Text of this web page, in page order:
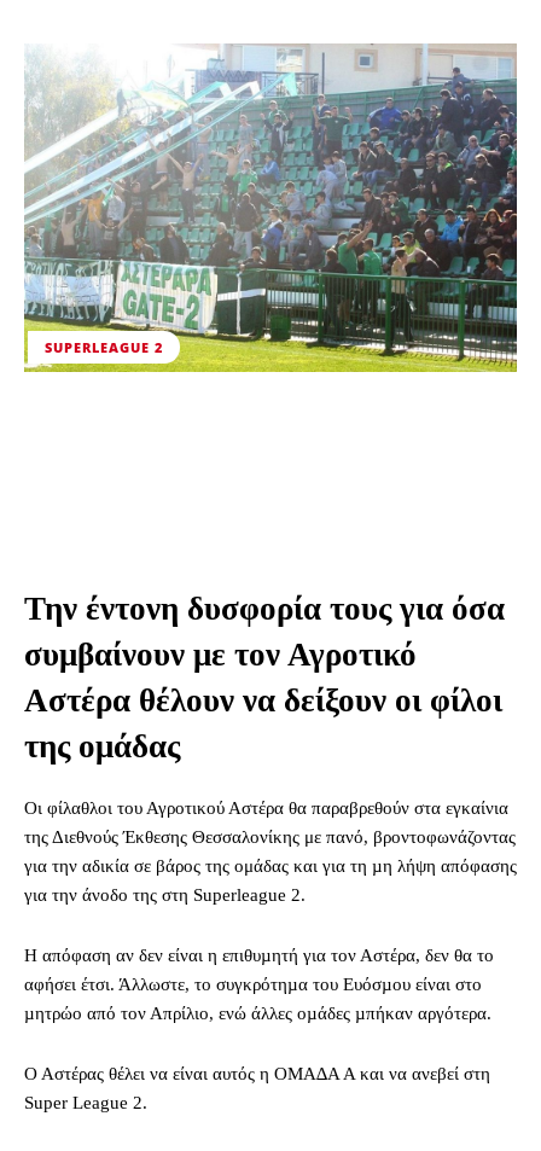
SUPERLEAGUE 2
Την έντονη δυσφορία τους για όσα
συμβαίνουν με τον Αγροτικό
Αστέρα θέλουν να δείξουν οι φίλοι
της ομάδας
Οι φίλαθλοι του Αγροτικού Αστέρα θα παραβρεθούν στα εγκαίνια
της Διεθνούς Έκθεσης Θεσσαλονίκης με πανό, βροντοφωνάζοντας
για την αδικία σε βάρος της ομάδας και για τη µη λήψη απόφασης
για την άνοδο της στη Superleague 2.
Η απόφαση αν δεν είναι η επιθυµητή για τον Αστέρα, δεν θα το
αφήσει έτσι. Άλλωστε, το συγκρότηµα του Ευόσµου είναι στο
µητρώο από τον Απρίλιο, ενώ άλλες οµάδες µπήκαν αργότερα.
Ο Αστέρας θέλει να είναι αυτός η ΟΜΑ∆Α Α και να ανεβεί στη
Super League 2.